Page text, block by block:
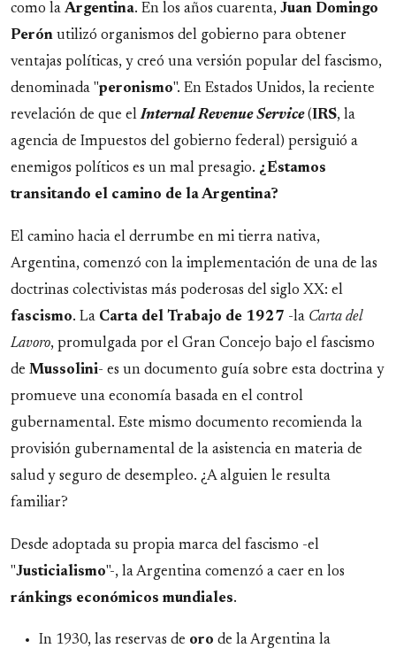
como la Argentina. En los años cuarenta, Juan Domingo
Perón utilizó organismos del gobierno para obtener
ventajas políticas, y creó una versión popular del fascismo,
denominada "peronismo". En Estados Unidos, la reciente
revelación de que elInternal Revenue Service(IRS, la
agencia de Impuestos del gobierno federal) persiguió a
enemigos políticos es un mal presagio. ¿Estamos
transitando el camino de la Argentina?
El camino hacia el derrumbe en mi tierra nativa,
Argentina, comenzó con la implementación de una de las
doctrinas colectivistas más poderosas del siglo XX: el
fascismo. La Carta del Trabajo de 1927 -la Carta del
Lavoro, promulgada por el Gran Concejo bajo el fascismo
de Mussolini- es un documento guía sobre esta doctrina y
promueve una economía basada en el control
gubernamental. Este mismo documento recomienda la
provisión gubernamental de la asistencia en materia de
salud y seguro de desempleo. ¿A alguien le resulta
familiar?
Desde adoptada su propia marca del fascismo -el
"Justicialismo"-, la Argentina comenzó a caer en los
ránkings económicos mundiales.
In 1930, las reservas de oro de la Argentina la